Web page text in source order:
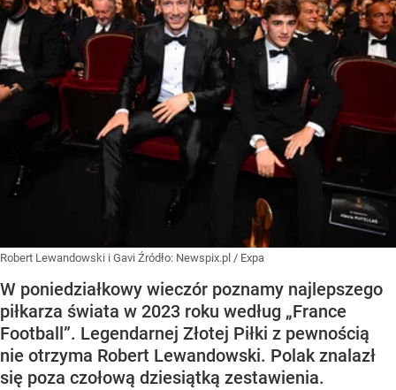
Robert Lewandowski i Gavi Źródło: Newspix.pl / Expa
W poniedziałkowy wieczór poznamy najlepszego
piłkarza świata w 2023 roku według „France
Football”. Legendarnej Złotej Piłki z pewnością
nie otrzyma Robert Lewandowski. Polak znalazł
się poza czołową dziesiątką zestawienia.